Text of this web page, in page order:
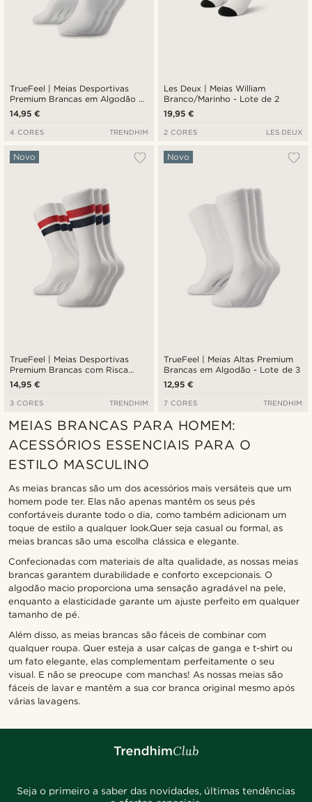
TrueFeel | Meias Desportivas
Premium Brancas em Algodão -
Lote de 3
14,95 €
4 CORES TRENDHIM
Les Deux | Meias William
Branco/Marinho - Lote de 2
19,95 €
2 CORES LES DEUX
TrueFeel | Meias Desportivas
Premium Brancas com Risca
Azul e Vermelha em Algodão -
Lote de 3
Novo
14,95 €
3 CORES TRENDHIM
TrueFeel | Meias Altas Premium
Brancas em Algodão - Lote de 3
Novo
12,95 €
7 CORES TRENDHIM
MEIAS BRANCAS PARA HOMEM:
ACESSÓRIOS ESSENCIAIS PARA O
ESTILO MASCULINO
As meias brancas são um dos acessórios mais versáteis que um
homem pode ter. Elas não apenas mantêm os seus pés
confortáveis durante todo o dia, como também adicionam um
toque de estilo a qualquer look.Quer seja casual ou formal, as
meias brancas são uma escolha clássica e elegante.
Confecionadas com materiais de alta qualidade, as nossas meias
brancas garantem durabilidade e conforto excepcionais. O
algodão macio proporciona uma sensação agradável na pele,
enquanto a elasticidade garante um ajuste perfeito em qualquer
tamanho de pé.
Além disso, as meias brancas são fáceis de combinar com
qualquer roupa. Quer esteja a usar calças de ganga e t-shirt ou
um fato elegante, elas complementam perfeitamente o seu
visual. E não se preocupe com manchas! As nossas meias são
fáceis de lavar e mantêm a sua cor branca original mesmo após
várias lavagens.
Seja o primeiro a saber das novidades, últimas tendências